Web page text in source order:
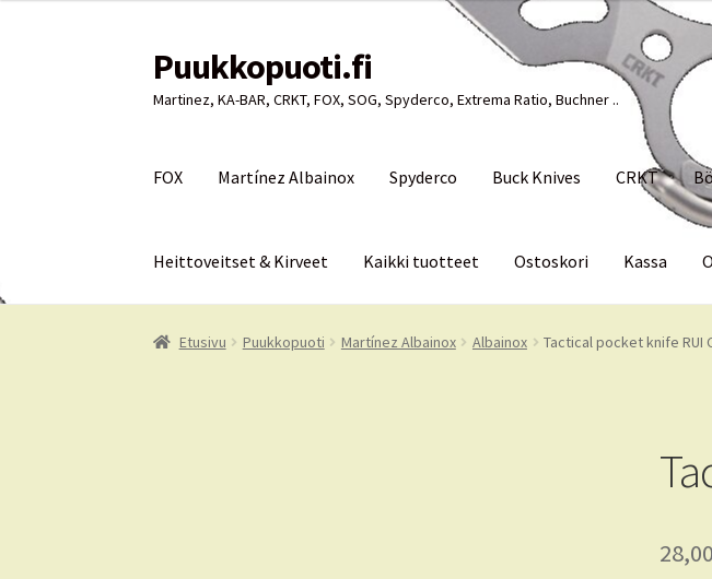
Siirry
navigointiin
Siirry
sisältöön
Puukkopuoti.fi
Martinez, KA-BAR, CRKT, FOX, SOG, Spyderco, Extrema Ratio, Buchner ..
FOX Martínez Albainox Spyderco Buck Knives CRKT
Heittoveitset & Kirveet Kaikki tuotteet Ostoskori Kassa
Etusivu Puukkopuoti Ostoskori Kassa Oma tiliPalvelutTietoja
Etusivu Puukkopuoti Martínez Albainox Albainox Tactical pocket knife RUI
28,00